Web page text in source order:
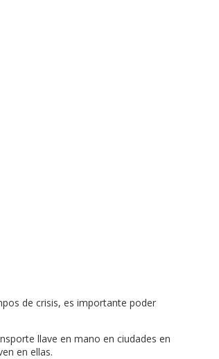
de crisis, es importante poder
llave en mano en ciudades en
en ellas.